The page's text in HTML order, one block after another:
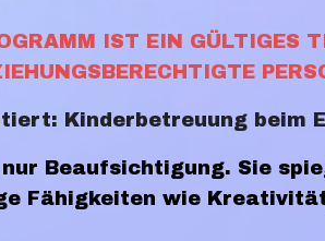
IST EIN GÜLTIGES
Kinderbetreuung beim
Beaufsichtigung. Sie
Fähigkeiten wie